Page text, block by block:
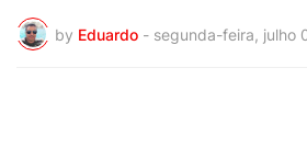
by Eduardo - segunda-feira, julho